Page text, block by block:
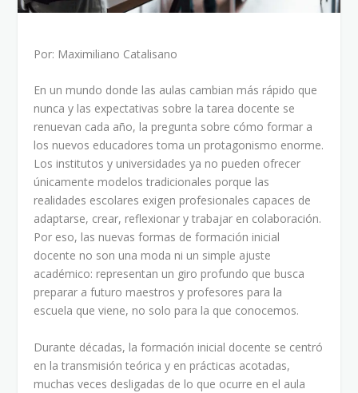
Por: Maximiliano Catalisano
En un mundo donde las aulas cambian más rápido que
nunca y las expectativas sobre la tarea docente se
renuevan cada año, la pregunta sobre cómo formar a
los nuevos educadores toma un protagonismo enorme.
Los institutos y universidades ya no pueden ofrecer
únicamente modelos tradicionales porque las
realidades escolares exigen profesionales capaces de
adaptarse, crear, reflexionar y trabajar en colaboración.
Por eso, las nuevas formas de formación inicial
docente no son una moda ni un simple ajuste
académico: representan un giro profundo que busca
preparar a futuro maestros y profesores para la
escuela que viene, no solo para la que conocemos.
Durante décadas, la formación inicial docente se centró
en la transmisión teórica y en prácticas acotadas,
muchas veces desligadas de lo que ocurre en el aula